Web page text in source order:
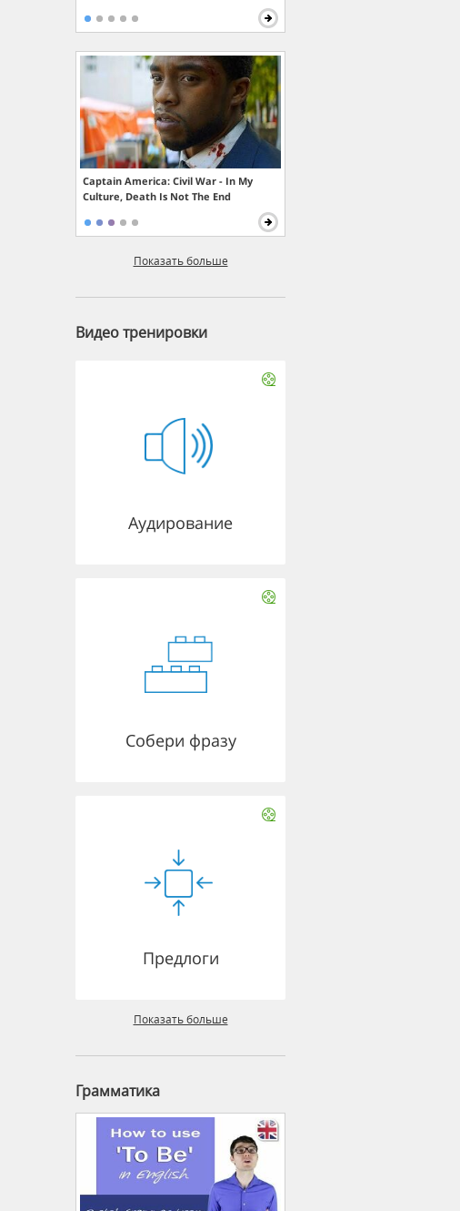
Captain America: Civil War - In My
Culture, Death Is Not The End
Показать больше
Видео тренировки
Аудирование
Собери фразу
Предлоги
Показать больше
Грамматика